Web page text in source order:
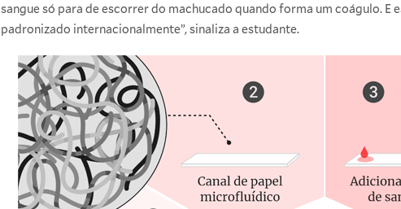
sangue só para de escorrer do machucado quando forma um coágulo. E
padronizado internacionalmente”, sinaliza a estudante.